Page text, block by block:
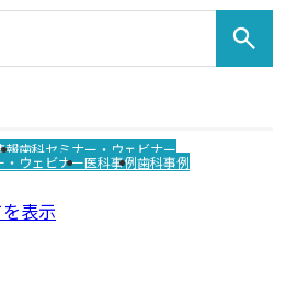
報歯科セミナー・ウェビナー
・ウェビナー医科事例歯科事例
表示